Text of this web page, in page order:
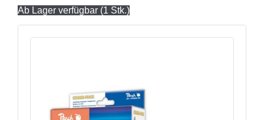
Ab Lager verfügbar (1 Stk.)